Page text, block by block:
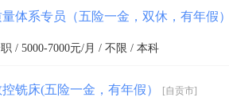
量体系专员（五险一金，双休，有年假）
/ 5000-7000元/月 / 不限 / 本科
铣床(五险一金，有年假） [自贡市]